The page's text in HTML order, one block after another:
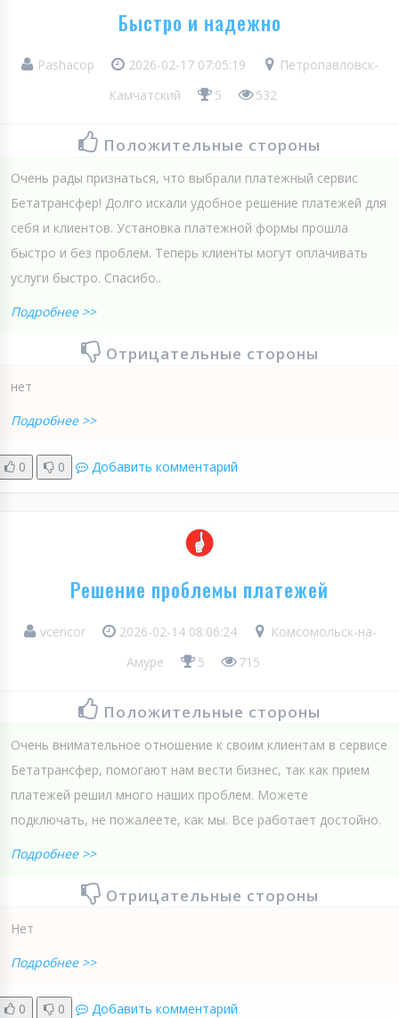
Быстро и надежно
Pashacop 2026-02-17 07:05:19
Петропавловск-
Камчатский
5 532
Положительные стороны
Очень рады признаться, что выбрали платежный сервис
Бетатрансфер! Долго искали удобное решение платежей для
себя и клиентов. Установка платежной формы прошла
быстро и без проблем. Теперь клиенты могут оплачивать
услуги быстро. Спасибо..
Подробнее >>
Отрицательные стороны
нет
Подробнее >>
0 0 Добавить комментарий
Решение проблемы платежей
vcencor 2026-02-14 08:06:24
Комсомольск-на-
Амуре
5 715
Положительные стороны
Очень внимательное отношение к своим клиентам в сервисе
Бетатрансфер, помогают нам вести бизнес, так как прием
платежей решил много наших проблем. Можете
подключать, не пожалеете, как мы. Все работает достойно.
Подробнее >>
Отрицательные стороны
Нет
Подробнее >>
0 0 Добавить комментарий